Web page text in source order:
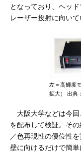
となっており、ヘッ
レーザー投射に向いて
左＝高輝度
拡大） 出典
大阪大学などは今回
を配布して検証。そ
／色再現性の優位性
壁に向けるだけで簡